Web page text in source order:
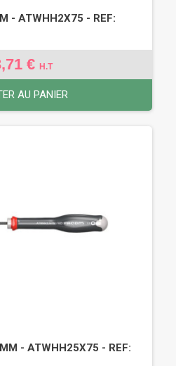
- ATWHH2X75 - REF:
€ H.T
AU PANIER
- ATWHH25X75 - REF: